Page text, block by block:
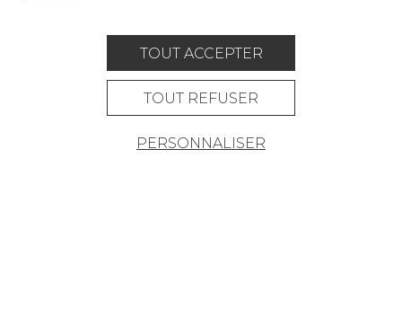
OÙ NOUS TROUVER ?
TOUT ACCEPTER
TOUT REFUSER
PERSONNALISER